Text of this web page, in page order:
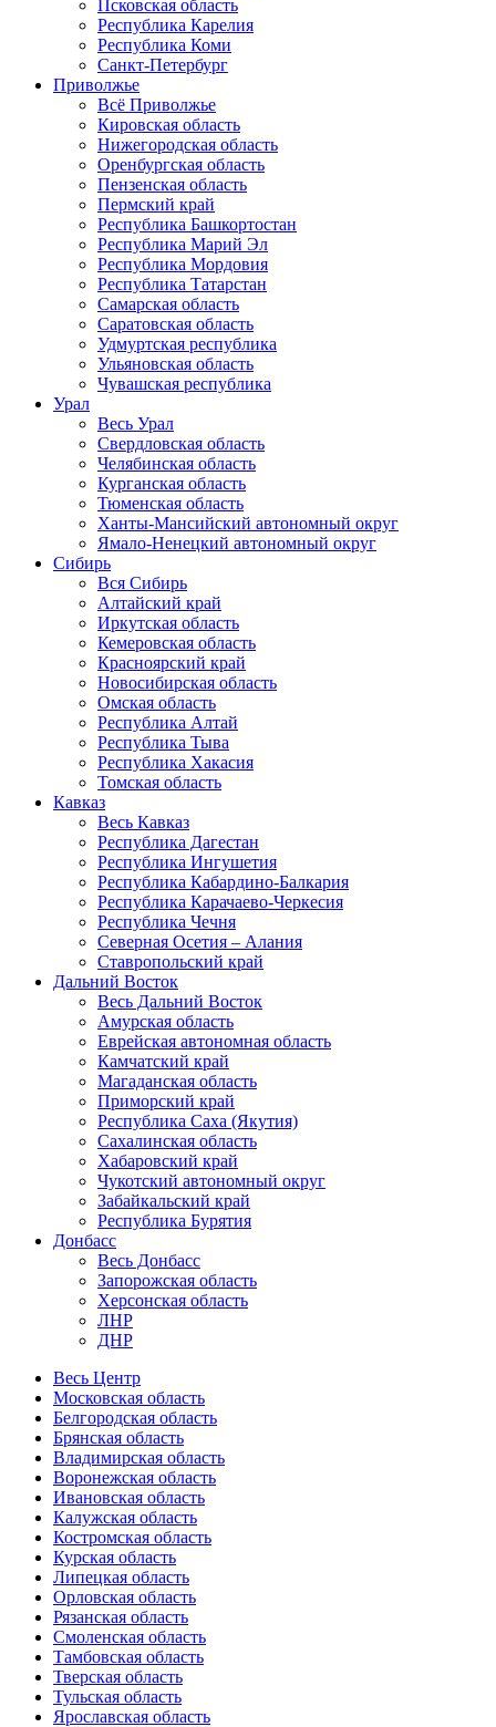
Псковская область
Республика Карелия
Республика Коми
Санкт-Петербург
Приволжье
Всё Приволжье
Кировская область
Нижегородская область
Оренбургская область
Пензенская область
Пермский край
Республика Башкортостан
Республика Марий Эл
Республика Мордовия
Республика Татарстан
Самарская область
Саратовская область
Удмуртская республика
Ульяновская область
Чувашская республика
Урал
Весь Урал
Свердловская область
Челябинская область
Курганская область
Тюменская область
Ханты-Мансийский автономный округ
Ямало-Ненецкий автономный округ
Сибирь
Вся Сибирь
Алтайский край
Иркутская область
Кемеровская область
Красноярский край
Новосибирская область
Омская область
Республика Алтай
Республика Тыва
Республика Хакасия
Томская область
Кавказ
Весь Кавказ
Республика Дагестан
Республика Ингушетия
Республика Кабардино-Балкария
Республика Карачаево-Черкесия
Республика Чечня
Северная Осетия – Алания
Ставропольский край
Дальний Восток
Весь Дальний Восток
Амурская область
Еврейская автономная область
Камчатский край
Магаданская область
Приморский край
Республика Саха (Якутия)
Сахалинская область
Хабаровский край
Чукотский автономный округ
Забайкальский край
Республика Бурятия
Донбасс
Весь Донбасс
Запорожская область
Херсонская область
ЛНР
ДНР
Весь Центр
Московская область
Белгородская область
Брянская область
Владимирская область
Воронежская область
Ивановская область
Калужская область
Костромская область
Курская область
Липецкая область
Орловская область
Рязанская область
Смоленская область
Тамбовская область
Тверская область
Тульская область
Ярославская область